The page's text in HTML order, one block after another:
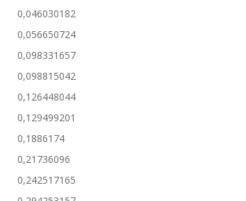
0,046030182
0,056650724
0,098331657
0,098815042
0,126448044
0,129499201
0,1886174
0,21736096
0,242517165